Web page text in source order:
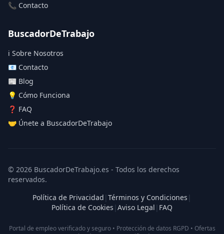
📞 Contacto
BuscadorDeTrabajo
ℹ️ Sobre Nosotros
📧 Contacto
📰 Blog
💡 Cómo Funciona
❓ FAQ
🤝 Únete a BuscadorDeTrabajo
© 2026 BuscadorDeTrabajo.es - Todos los derechos
reservados.
Política de Privacidad | Términos y Condiciones |
Política de Cookies | Aviso Legal | FAQ
Portal de empleo verificado y seguro • Protección de datos RGPD • Ofertas